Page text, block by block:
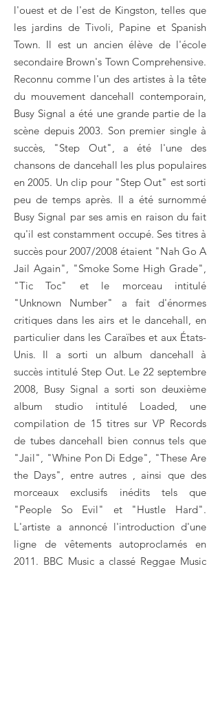
l'ouest et de l'est de Kingston, telles que
les jardins de Tivoli, Papine et Spanish
Town. Il est un ancien élève de l'école
secondaire Brown's Town Comprehensive.
Reconnu comme l'un des artistes à la tête
du mouvement dancehall contemporain,
Busy Signal a été une grande partie de la
scène depuis 2003. Son premier single à
succès, "Step Out", a été l'une des
chansons de dancehall les plus populaires
en 2005. Un clip pour "Step Out" est sorti
peu de temps après. Il a été surnommé
Busy Signal par ses amis en raison du fait
qu'il est constamment occupé. Ses titres à
succès pour 2007/2008 étaient "Nah Go A
Jail Again", "Smoke Some High Grade",
"Tic Toc" et le morceau intitulé
"Unknown Number" a fait d'énormes
critiques dans les airs et le dancehall, en
particulier dans les Caraïbes et aux États-
Unis. Il a sorti un album dancehall à
succès intitulé Step Out. Le 22 septembre
2008, Busy Signal a sorti son deuxième
album studio intitulé Loaded, une
compilation de 15 titres sur VP Records
de tubes dancehall bien connus tels que
"Jail", "Whine Pon Di Edge", "These Are
the Days", entre autres , ainsi que des
morceaux exclusifs inédits tels que
"People So Evil" et "Hustle Hard".
L'artiste a annoncé l'introduction d'une
ligne de vêtements autoproclamés en
2011. BBC Music a classé Reggae Music